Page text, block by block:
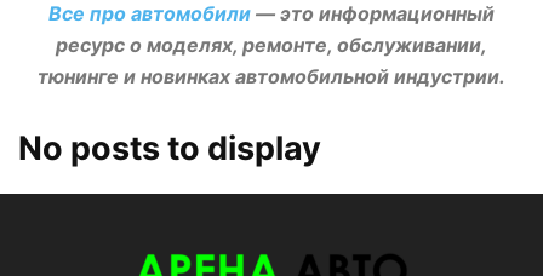
Все про автомобили — это информационный
ресурс о моделях, ремонте, обслуживании,
тюнинге и новинках автомобильной индустрии.
No posts to display